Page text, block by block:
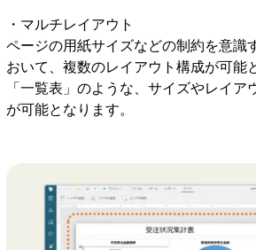
・マルチレイアウト
ページの用紙サイズなどの制約を意識
おいて、複数のレイアウト構成が可能
「一覧表」のような、サイズやレイ
が可能となります。